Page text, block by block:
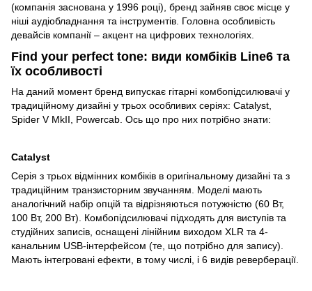
(компанія заснована у 1996 році), бренд зайняв своє місце у
ніші аудіобладнання та інструментів. Головна особливість
девайсів компанії – акцент на цифрових технологіях.
Find your perfect tone: види комбіків Line6 та
їх особливості
На даний момент бренд випускає гітарні комбопідсилювачі у
традиційному дизайні у трьох особливих серіях: Catalyst,
Spider V MkII, Powercab. Ось що про них потрібно знати:
Catalyst
Серія з трьох відмінних комбіків в оригінальному дизайні та з
традиційним транзисторним звучанням. Моделі мають
аналогічний набір опцій та відрізняються потужністю (60 Вт,
100 Вт, 200 Вт). Комбопідсилювачі підходять для виступів та
студійних записів, оснащені лінійним виходом XLR та 4-
канальним USB-інтерфейсом (те, що потрібно для запису).
Мають інтегровані ефекти, в тому числі, і 6 видів реверберації.